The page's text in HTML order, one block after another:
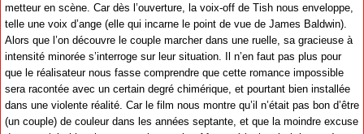
metteur en scène. Car dès l’ouverture, la voix-off de Tish nous enveloppe,
telle une voix d’ange (elle qui incarne le point de vue de James Baldwin).
Alors que l’on découvre le couple marcher dans une ruelle, sa gracieuse à
intensité minorée s’interroge sur leur situation. Il n’en faut pas plus pour
que le réalisateur nous fasse comprendre que cette romance impossible
sera racontée avec un certain degré chimérique, et pourtant bien installée
dans une violente réalité. Car le film nous montre qu’il n’était pas bon d’être
(un couple) de couleur dans les années septante, et que la moindre excuse